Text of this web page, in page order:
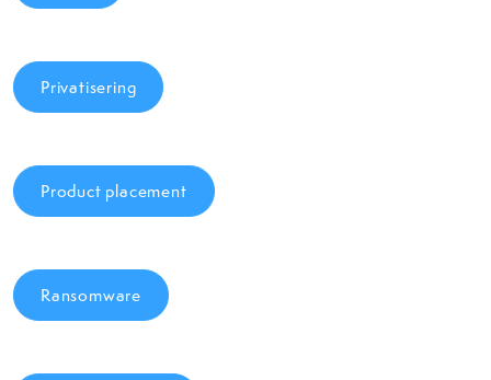
Privatisering
Product placement
Ransomware